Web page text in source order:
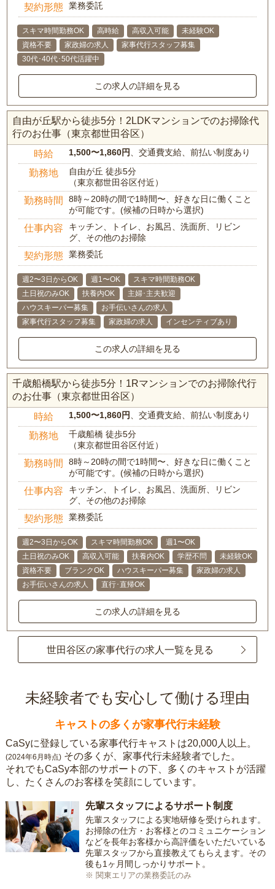
契約形態 業務委託
スキマ時間勤務OK 高時給 高収入可能
未経験OK
資格不要
家政婦の求人
家事代行スタッフ募集
30代･40代･50代活躍中
この求人の詳細を見る
自由が丘駅から徒歩5分！2LDKマンションでのお掃除代
行のお仕事（東京都世田谷区）
時給 1,500〜1,860円 、交通費支給、前払い制度あり
勤務地
自由が丘 徒歩5分
（東京都世田谷区付近）
勤務時間
8時～20時の間で1時間〜、好きな日に働くこと
が可能です。(候補の日時から選択)
仕事内容
キッチン、トイレ、お風呂、洗面所、リビン
グ、その他のお掃除
契約形態 業務委託
週2〜3日からOK 週1〜OK
スキマ時間勤務OK
土日祝のみOK
扶養内OK
主婦･主夫歓迎
ハウスキーパー募集
お手伝いさんの求人
家事代行スタッフ募集
家政婦の求人 インセンティブあり
この求人の詳細を見る
千歳船橋駅から徒歩5分！1Rマンションでのお掃除代行
のお仕事（東京都世田谷区）
時給 1,500〜1,860円 、交通費支給、前払い制度あり
勤務地
千歳船橋 徒歩5分
（東京都世田谷区付近）
勤務時間
8時～20時の間で1時間〜、好きな日に働くこと
が可能です。(候補の日時から選択)
仕事内容
キッチン、トイレ、お風呂、洗面所、リビン
グ、その他のお掃除
契約形態 業務委託
週2〜3日からOK スキマ時間勤務OK
週1〜OK
土日祝のみOK
高収入可能 扶養内OK 学歴不問
未経験OK
資格不要
ブランクOK ハウスキーパー募集
家政婦の求人
お手伝いさんの求人
直行･直帰OK
この求人の詳細を見る
世田谷区の家事代行の求人一覧を見る
未経験者でも安心して働ける理由
キャストの多くが家事代行未経験
CaSyに登録している家事代行キャストは20,000人以上。
(2024年6月時点) その多くが、家事代行未経験者でした。
それでもCaSy本部のサポートの下、多くのキャストが活躍
し、たくさんのお客様を笑顔にしています。
先輩スタッフによるサポート制度
先輩スタッフによる実地研修を受けられます。
お掃除の仕方・お客様とのコミュニケーション
などを長年お客様から高評価をいただいている
先輩スタッフから直接教えてもらえます。その
後も1ヶ月間しっかりサポート。
※ 関東エリアの業務委託のみ